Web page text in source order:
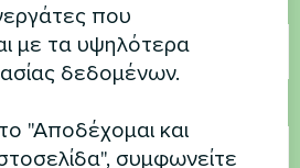
που
με τα υψηλότερα
δεδομένων.
"Αποδέχομαι και
συμφωνείτε